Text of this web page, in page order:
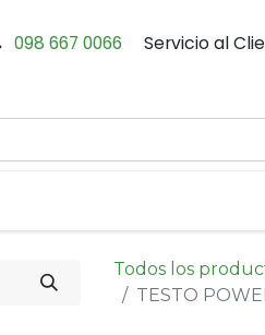
098 667 0066 Servicio al
Todos los
TESTO